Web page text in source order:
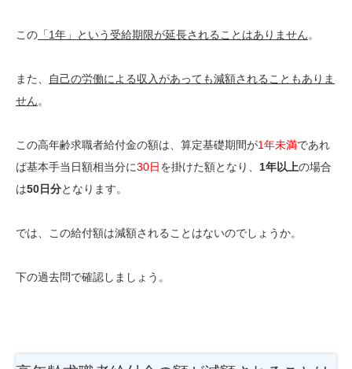
この 「1年」という受給期限が延長されることはありません。
また、
自己の労働による収入があっても減額されることもありま
せん。
この高年齢求職者給付金の額は、算定基礎期間が1年未満であれ
ば基本手当日額相当分に30日を掛けた額となり、 1年以上の場合
は50日分となります。
では、この給付額は減額されることはないのでしょうか。
下の過去問で確認しましょう。